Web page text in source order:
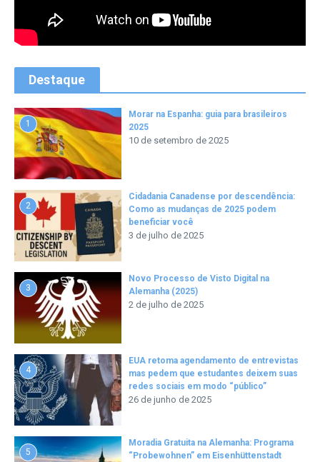
Destaque
1
Morar na Espanha: guia para brasileiros
2025
10 de setembro de 2025
2
Cidadania Canadense por descendência:
Como as mudanças de 2025 podem
beneficiar você
3 de julho de 2025
3
Novo Processo de Visto Digital na
Alemanha (2025)
2 de julho de 2025
4
EUA retoma agendamento de entrevistas
mas pedem que estudantes deixem suas
redes sociais em modo “público”
26 de junho de 2025
5
Moradia Gratuita na Alemanha: Programa
“Probewohnen” em Eisenhüttenstadt